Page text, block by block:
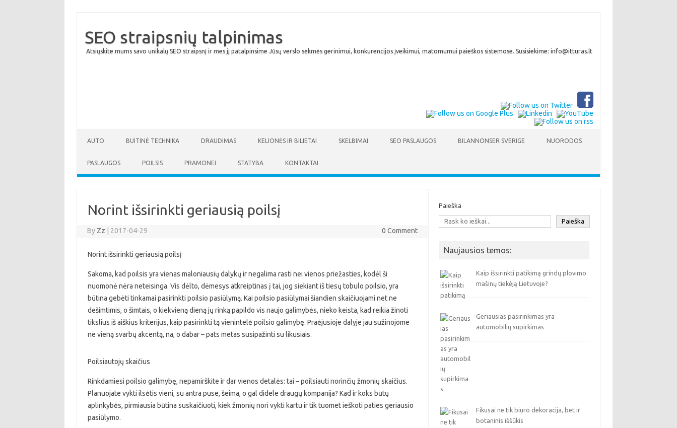
SEO straipsnių talpinimas
Atsiųskite mums savo unikalų SEO straipsnį ir mes jį patalpinsime Jūsų verslo sėkmės gerinimui, konkurencijos įveikimui, matomumui paieškos sistemose. Susisiekime: info@itturas.lt
AUTO BUITINĖ TECHNIKA DRAUDIMAS KELIONĖS IR BILIETAI SKELBIMAI SEO PASLAUGOS BILANNONSER SVERIGE NUORODOS
PASLAUGOS POILSIS PRAMONEI STATYBA KONTAKTAI
Norint išsirinkti geriausią poilsį
By Zz 2017-04-29 0 Comment
Norint išsirinkti geriausią poilsį
Sakoma, kad poilsis yra vienas maloniausių dalykų ir negalima rasti nei vienos priežasties, kodėl ši
nuomonė nėra neteisinga. Vis dėlto, dėmesys atkreiptinas į tai, jog siekiant iš tiesų tobulo poilsio, yra
būtina gebėti tinkamai pasirinkti poilsio pasiūlymą. Kai poilsio pasiūlymai šiandien skaičiuojami net ne
dešimtimis, o šimtais, o kiekvieną dieną jų rinką papildo vis naujo galimybės, nieko keista, kad reikia žinoti
tikslius iš aiškius kriterijus, kaip pasirinkti tą vienintelė poilsio galimybę. Praėjusioje dalyje jau sužinojome
ne vieną svarbų akcentą, na, o dabar – pats metas susipažinti su likusiais.
Poilsiautojų skaičius
Rinkdamiesi poilsio galimybę, nepamirškite ir dar vienos detalės: tai – poilsiauti norinčių žmonių skaičius.
Planuojate vykti ilsėtis vieni, su antra puse, šeima, o gal didele draugų kompanija? Kad ir koks būtų
aplinkybės, pirmiausia būtina suskaičiuoti, kiek žmonių nori vykti kartu ir tik tuomet ieškoti paties geriausio
pasiūlymo.
Paieška
Paieška
Naujausios temos:
Kaip išsirinkti patikimą grindų plovimo
mašinų tiekėją Lietuvoje?
Geriausias pasirinkimas yra
automobilių supirkimas
Fikusai ne tik biuro dekoracija, bet ir
botaninis iššūkis